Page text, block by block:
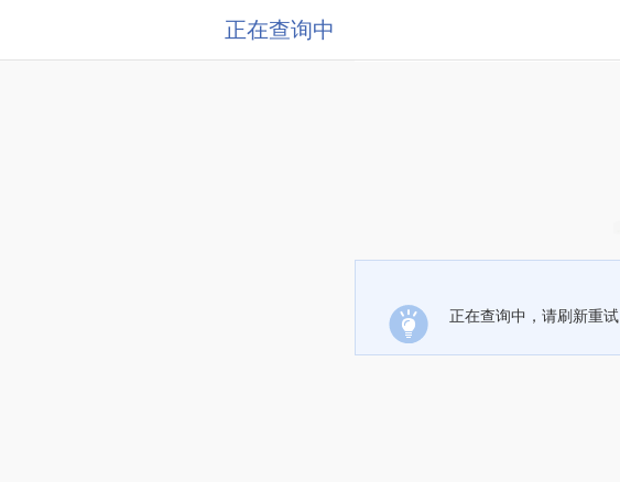
正在查询中
正在查询中，请刷新重试